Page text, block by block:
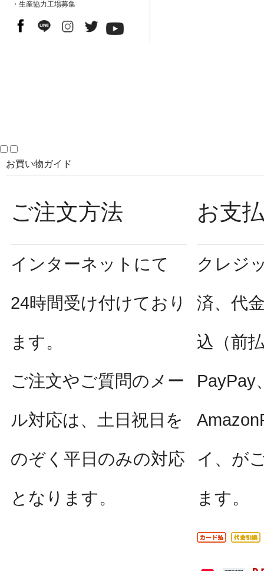
・生産協力工場募集
お買い物ガイド
ご注文方法
インターネットにて
24時間受け付けており
ます。
ご注文やご質問のメー
ル対応は、土日祝日を
のぞく平日のみの対応
となります。
お支
クレジ
済、代
込（前
PayPay
イ、が
ます。